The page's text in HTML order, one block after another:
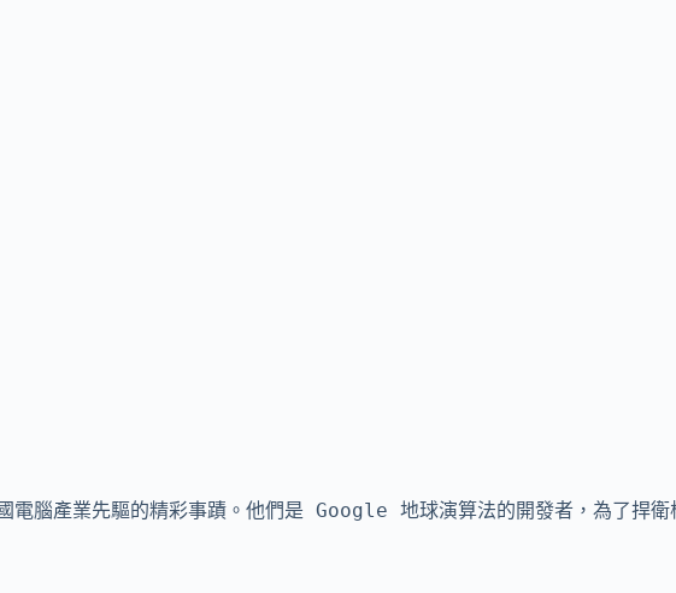
電腦產業先驅的精彩事蹟。他們是 Google 地球演算法的開發者，為了捍衛